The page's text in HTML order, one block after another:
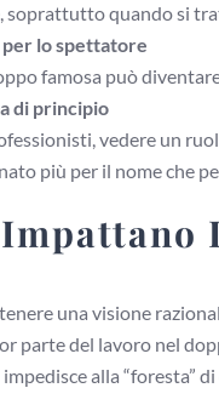
soprattutto quando si
lo spettatore
famosa può
di principio
vedere un
più per il nome che
una visione
parte del lavoro nel
alla “foresta” di